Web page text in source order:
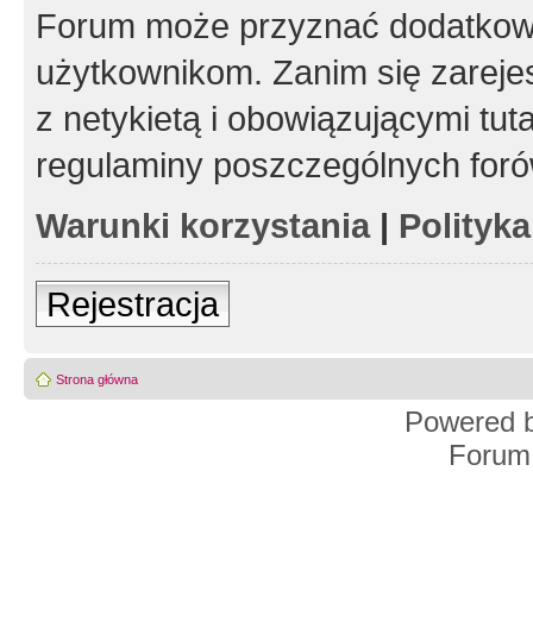
Forum może przyznać
użytkownikom. Zanim się
z netykietą i obowiązującymi
regulaminy poszczególnych
Warunki korzystania|
Rejestracja
Strona główna
Powered